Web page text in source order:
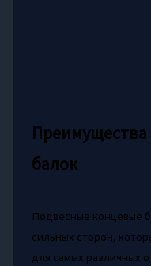
балок
Подвесные концевые
сильных сторон,
для самых различных